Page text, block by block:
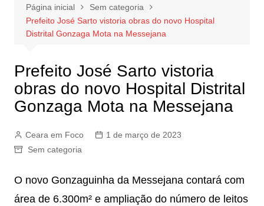
Página inicial
Sem categoria
Prefeito José Sarto vistoria obras do novo Hospital
Distrital Gonzaga Mota na Messejana
Prefeito José Sarto vistoria
obras do novo Hospital Distrital
Gonzaga Mota na Messejana
Ceara em Foco
1 de março de 2023
Sem categoria
O novo Gonzaguinha da Messejana contará com
área de 6.300m² e ampliação do número de leitos